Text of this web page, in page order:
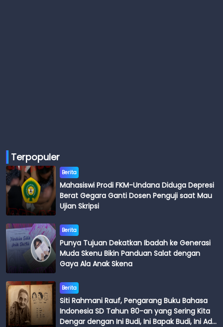
Terpopuler
Berita
Mahasiswi Prodi FKM-Undana Diduga Depresi
Berat Gegara Ganti Dosen Penguji saat Mau
Ujian Skripsi
Berita
Punya Tujuan Dekatkan Ibadah ke Generasi
Muda Skenu Bikin Panduan Salat dengan
Gaya Ala Anak Skena
Berita
Siti Rahmani Rauf, Pengarang Buku Bahasa
Indonesia SD Tahun 80-an yang Sering Kita
Dengar dengan Ini Budi, Ini Bapak Budi, Ini Adik